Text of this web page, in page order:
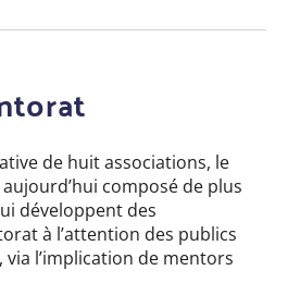
de huit associations, le
composé de plus
développent des
à l’attention des publics
via l’implication de mentors